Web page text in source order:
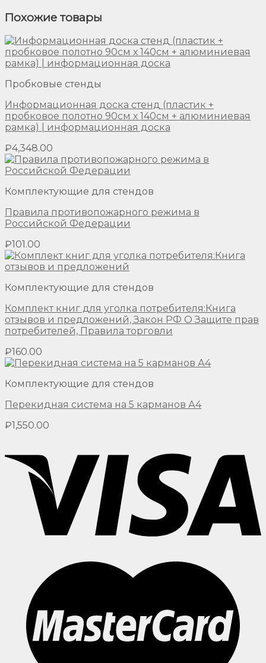
Похожие товары
Пробковые стенды
Информационная доска стенд (пластик +
пробковое полотно 90см х 140см + алюминиевая
рамка) | информационная доска
₽4,348.00
Комплектующие для стендов
Правила противопожарного режима в
Российской Федерации
₽101.00
Комплектующие для стендов
Комплект книг для уголка потребителя:Книга
отзывов и предложений, Закон РФ О Защите прав
потребителей, Правила торговли
₽160.00
Комплектующие для стендов
Перекидная система на 5 карманов А4
₽1,550.00